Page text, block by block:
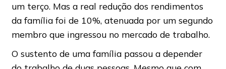
um terço. Mas a real redução dos rendimentos
da família foi de 10%, atenuada por um segundo
membro que ingressou no mercado de trabalho.
O sustento de uma família passou a depender